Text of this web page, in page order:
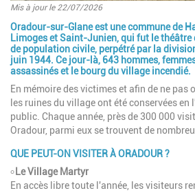
Mis à jour le 22/07/2026
Introduction
Oradour-sur-Glane est une commune de
Limoges et Saint-Junien, qui fut le
de population civile, perpétré par la
juin 1944. Ce jour-là, 643 hommes,
assassinés et le bourg du village incendié.
En mémoire des victimes et afin de ne pas
les ruines du village ont été conservées
public. Chaque année, près de 300 000
Oradour, parmi eux se trouvent de
QUE PEUT-ON VISITER À ORADOUR ?
৹Le Village Martyr
En accès libre toute l'année, les visiteurs